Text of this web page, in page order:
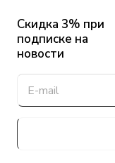
Скидка 3% при
подписке на
новости